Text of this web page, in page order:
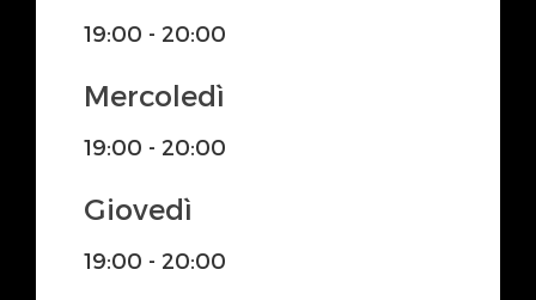
19:00 - 20:00
Mercoledì
19:00 - 20:00
Giovedì
19:00 - 20:00